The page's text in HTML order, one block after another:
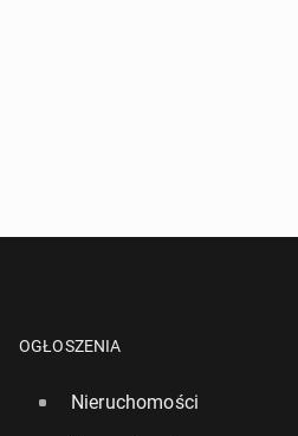
OGŁOSZENIA
Nieruchomości